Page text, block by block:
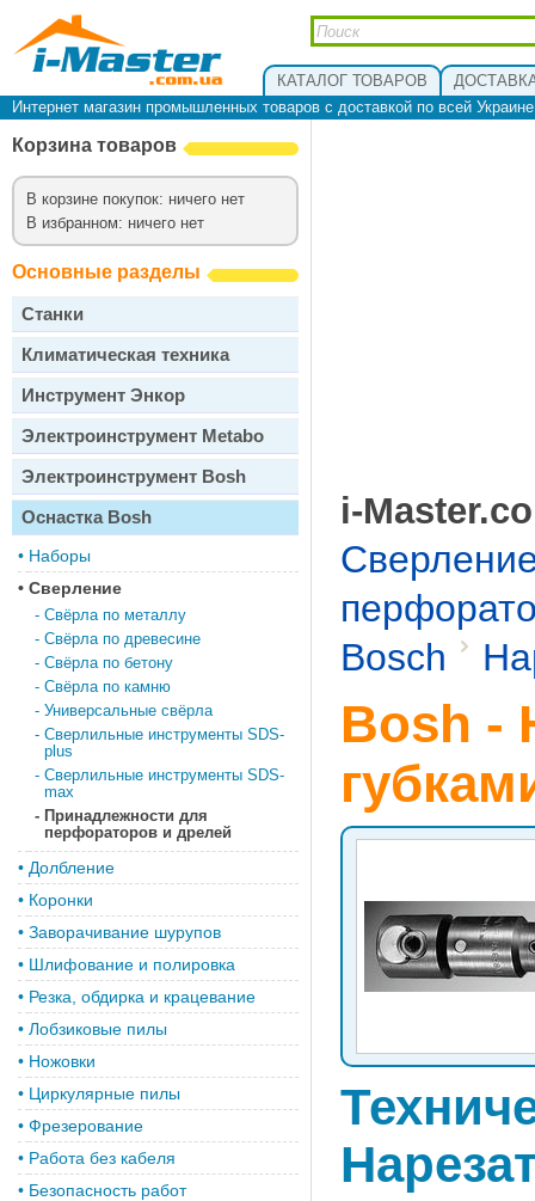
КАТАЛОГ ТОВАРОВ
Интернет магазин промышленных товаров с доставкой по всей
Корзина товаров
В корзине покупок: ничего нет
В избранном: ничего нет
Основные разделы
Станки
Климатическая техника
Инструмент Энкор
Электроинструмент Metabo
Электроинструмент Bosh
Оснастка Bosh
• Наборы
• Сверление
- Свёрла по металлу
- Свёрла по древесине
- Свёрла по бетону
- Свёрла по камню
- Универсальные свёрла
- Сверлильные инструменты SDS-
plus
- Сверлильные инструменты SDS-
max
- Принадлежности для
перфораторов и дрелей
• Долбление
• Коронки
• Заворачивание шурупов
• Шлифование и полировка
• Резка, обдирка и крацевание
• Лобзиковые пилы
• Ножовки
• Циркулярные пилы
• Фрезерование
• Работа без кабеля
• Безопасность работ
i-
Bosch
Bosh -